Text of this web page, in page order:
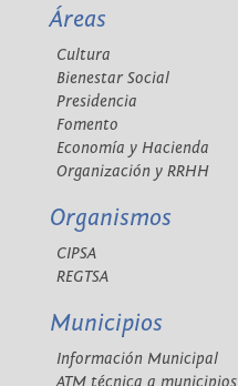
Áreas
Cultura
Bienestar Social
Presidencia
Fomento
Economía y Hacienda
Organización y RRHH
Organismos
CIPSA
REGTSA
Municipios
Información Municipal
ATM técnica a municipios